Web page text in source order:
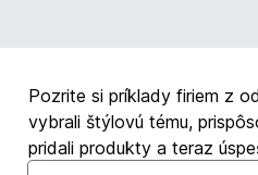
Pozrite si príklady firiem z
vybrali štýlovú tému,
pridali produkty a teraz